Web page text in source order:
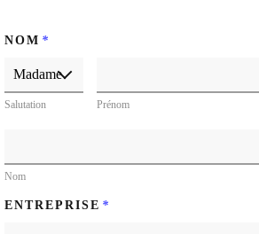
NOM*
Salutation Prénom
Nom
ENTREPRISE*